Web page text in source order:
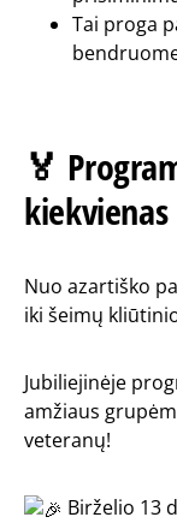
Tai proga
🏅
kiekvienas
Nuo azartiško
iki šeimų
Jubiliejinėje
amžiaus
veteranų!
Birželio 13